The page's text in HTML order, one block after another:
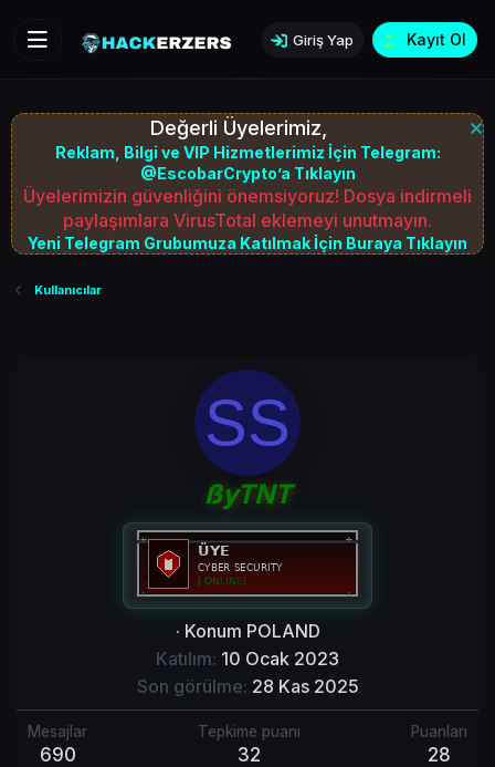
Giriş Yap Kayıt Ol
Değerli Üyelerimiz,
Reklam, Bilgi ve VIP Hizmetlerimiz İçin Telegram:
@EscobarCrypto’a Tıklayın
Üyelerimizin güvenliğini önemsiyoruz! Dosya indirmeli
paylaşımlara VirusTotal eklemeyi unutmayın.
Yeni Telegram Grubumuza Katılmak İçin Buraya Tıklayın
Kullanıcılar
SS
ßyTNT
· Konum POLAND
Katılım 10 Ocak 2023
Son görülme 28 Kas 2025
Mesajlar
690
Tepkime puanı
32
Puanları
28